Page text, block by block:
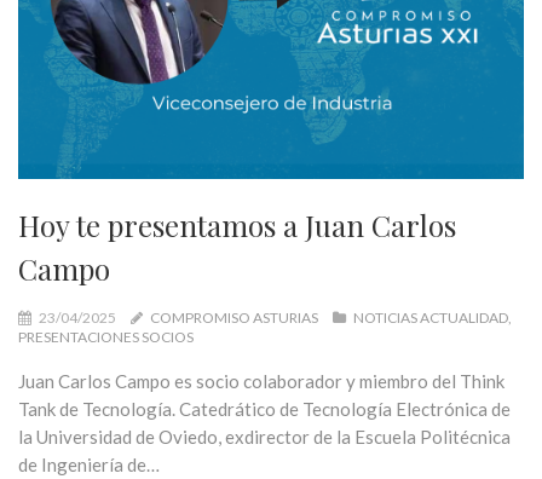
Hoy te presentamos a Juan Carlos
Campo
23/04/2025 COMPROMISO ASTURIAS
NOTICIAS ACTUALIDAD
PRESENTACIONES SOCIOS
Juan Carlos Campo es socio colaborador y miembro del Think
Tank de Tecnología. Catedrático de Tecnología Electrónica de
la Universidad de Oviedo, exdirector de la Escuela Politécnica
de Ingeniería de…